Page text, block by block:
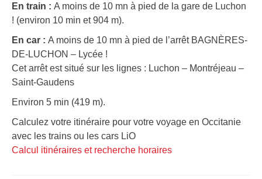
En train : A moins de 10 mn à pied de la gare de Luchon
! (environ 10 min et 904 m).
En car : A moins de 10 mn à pied de l’arrêt BAGNÈRES-
DE-LUCHON – Lycée !
Cet arrêt est situé sur les lignes : Luchon – Montréjeau –
Saint-Gaudens
Environ 5 min (419 m).
Calculez votre itinéraire pour votre voyage en Occitanie
avec les trains ou les cars LiO
Calcul itinéraires et recherche horaires